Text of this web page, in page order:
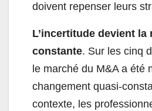
doivent repenser leurs
L’incertitude devient la
constante. Sur les cinq
le marché du M&A a été
changement quasi-
contexte, les